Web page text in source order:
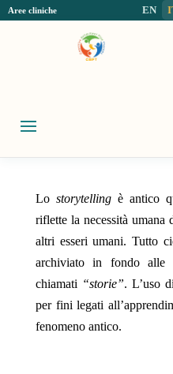
Aree cliniche EN
Lo storytelling è antico
riflette la necessità umana
altri esseri umani. Tutto
archiviato in fondo alle
chiamati “storie”. L’uso
per fini legati
fenomeno antico.